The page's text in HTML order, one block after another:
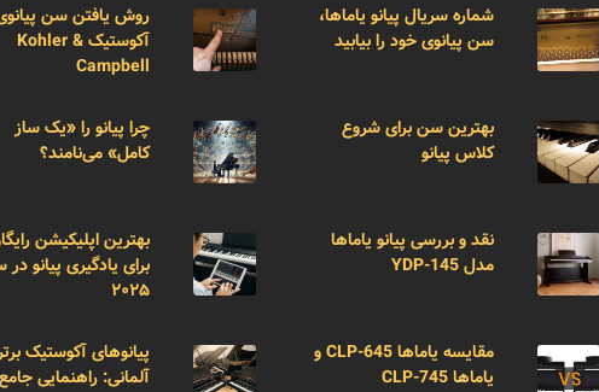
شماره سریال پیانو یاماها،
سن پیانوی خود را بیابید
بهترین سن برای شروع
کلاس پیانو
نقد و بررسی پیانو یاماها
مدل YDP-145
مقایسه یاماها CLP-645 و
یاماها CLP-745
روش یافتن سن
آکوستیک Kohler &
Campbell
چرا پیانو را «یک ساز
کامل» می‌نامند؟
بهترین اپلیکیشن
برای یادگیری پیانو
۲۰۲۵
پیانوهای آکوستیک
آلمانی: راهنمایی جامع